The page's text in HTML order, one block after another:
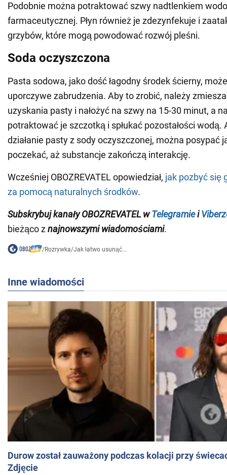
Podobnie można potraktować szwy nadtlenkiem
farmaceutycznej. Płyn również je zdezynfekuje i
grzybów, które mogą powodować rozwój pleśni.
Soda oczyszczona
Pasta sodowa, jako dość łagodny środek ścierny,
uporczywe zabrudzenia. Aby to zrobić, należy
uzyskania pasty i nałożyć na szwy na 15-30 minut, a
potraktować je szczotką i spłukać pozostałości wodą.
działanie pasty z sody oczyszczonej, można posypać
poczekać, aż substancje zakończą interakcję.
Wcześniej OBOZREVATEL opowiedział, jak pozbyć się
za pomocą naturalnych środków.
Subskrybuj kanały OBOZREVATEL w Telegramiei
bieżąco znajnowszymi wiadomościami.
/Rozrywka/Jak łatwo usunąć...
Inne wiadomości
Durow został zauważony podczas kolacji przy
Zdjęcie